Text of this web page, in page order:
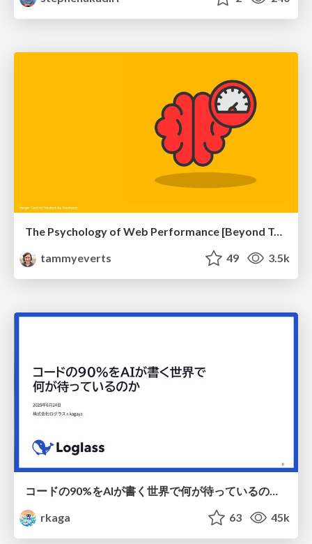
The Psychology of Web Performance [Beyond Tellerrand 2023]
tammyeverts
49 3.5k
コードの90%をAIが書く世界で何が待っているのか / What awaits us in a world where 90% of the code is written by AI
rkaga
63 45k